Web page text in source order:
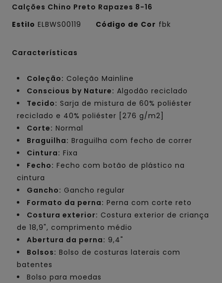
Calções Chino Preto Rapazes 8-16
Estilo ELBWS00119 Código de Cor fbk
Características
Coleção: Coleção Mainline
Conscious by Nature: Algodão reciclado
Tecido: Sarja de mistura de 60% poliéster
reciclado e 40% poliéster [276 g/m2]
Corte: Normal
Braguilha: Braguilha com fecho de correr
Cintura: Fixa
Fecho: Fecho com botão de plástico na
cintura
Gancho: Gancho regular
Formato da perna: Perna com corte reto
Costura exterior: Costura exterior de criança
de 18,9", comprimento médio
Abertura da perna: 9,4"
Bolsos: Bolso de costuras laterais com
batentes
Bolso para moedas